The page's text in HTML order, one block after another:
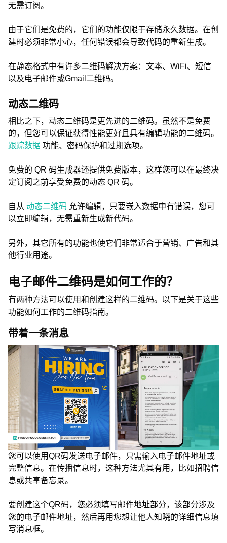
无需订阅。
由于它们是免费的，它们的功能仅限于存储永久数据。在创
建时必须非常小心，任何错误都会导致代码的重新生成。
在静态格式中有许多二维码解决方案：文本、WiFi、短信
以及电子邮件或Gmail二维码。
动态二维码
相比之下，动态二维码是更先进的二维码。虽然不是免费
的，但您可以保证获得性能更好且具有编辑功能的二维码。
跟踪数据 功能、密码保护和过期选项。
免费的 QR 码生成器还提供免费版本，这样您可以在最终决
定订阅之前享受免费的动态 QR 码。
自从 动态二维码 允许编辑，只要嵌入数据中有错误，您可
以立即编辑，无需重新生成新代码。
另外，其它所有的功能也使它们非常适合于营销、广告和其
他行业用途。
电子邮件二维码是如何工作的？
有两种方法可以使用和创建这样的二维码。以下是关于这些
功能如何工作的二维码指南。
带着一条消息
您可以使用QR码发送电子邮件，只需输入电子邮件地址或
完整信息。在传播信息时，这种方法尤其有用，比如招聘信
息或共享备忘录。
要创建这个QR码，您必须填写邮件地址部分，该部分涉及
您的电子邮件地址，然后再用您想让他人知晓的详细信息填
写消息框。